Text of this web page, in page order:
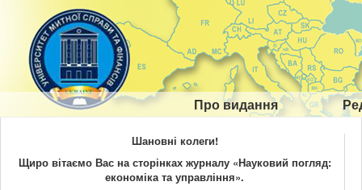
Про видання
Шановні колеги!
Щиро вітаємо Вас на сторінках журналу «Науковий погляд:
економіка та управління».